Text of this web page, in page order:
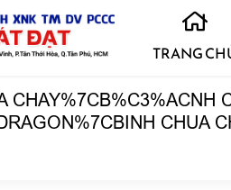
TRANG
CHAY%7CB%C3%ACNH
CHUA